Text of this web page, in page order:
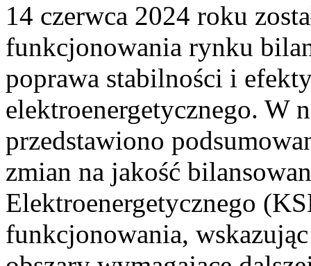
14 czerwca 2024 roku
funkcjonowania rynku
poprawa stabilności i
elektroenergetycznego. W
przedstawiono
zmian na jakość
Elektroenergetycznego
funkcjonowania,